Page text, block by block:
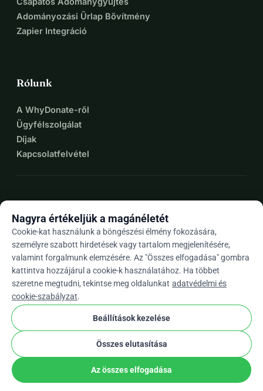
Adományozási Űrlap Bővítmény
Zapier Integráció
Rólunk
A WhyDonate-ről
Ügyfélszolgálat
Díjak
Kapcsolatfelvétel
Huarrow_drop_down
★★★★★4,9 / 5 több mint 500 értékelés alapján
WhyDonate
Adatvédelem és sütik
Általános szerződési feltételek
Európában Készült stripe checkEllenőrzött Partner
Nagyra értékeljük a magánéletét
Cookie-kat használunk a böngészési élmény fokozására,
személyre szabott hirdetések vagy tartalom megjelenítésére,
valamint forgalmunk elemzésére. Az "Összes elfogadása" gombra
kattintva hozzájárul a cookie-k használatához. Ha többet
szeretne megtudni, tekintse meg oldalunkat adatvédelmi és
cookie-szabályzat.
Beállítások kezelése
Összes elutasítása
Az összes elfogadása